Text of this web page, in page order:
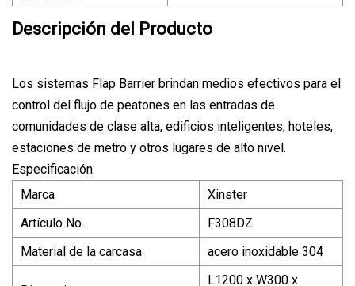
Descripción del Producto
Los sistemas Flap Barrier brindan medios efectivos para el
control del flujo de peatones en las entradas de
comunidades de clase alta, edificios inteligentes, hoteles,
estaciones de metro y otros lugares de alto nivel.
Especificación:
Marca
Xinster
Artículo No.
F308DZ
Material de la carcasa
acero inoxidable 304
L1200 x W300 x